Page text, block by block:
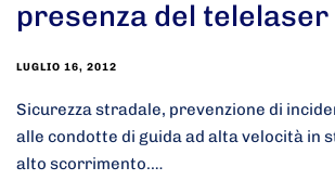
presenza del telelaser
LUGLIO 16, 2012
Sicurezza stradale, prevenzione di
alle condotte di guida ad alta velocità in
alto scorrimento.…